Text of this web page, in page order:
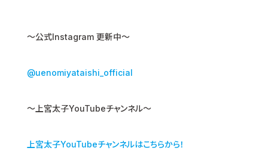
〜公式Instagram 更新中〜
@uenomiyataishi_official
～上宮太子YouTubeチャンネル～
上宮太子YouTubeチャンネルはこちらから！